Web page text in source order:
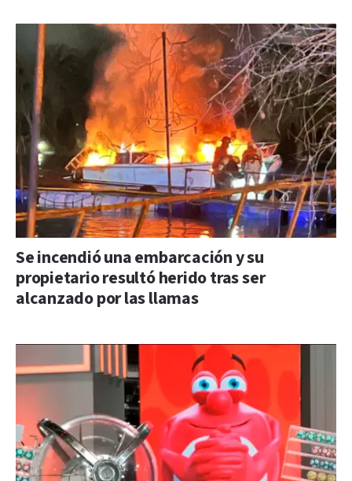
Se incendió una embarcación y su
propietario resultó herido tras ser
alcanzado por las llamas